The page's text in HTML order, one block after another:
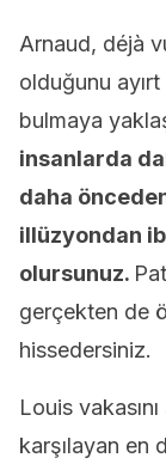
Arnaud, déjà
olduğunu
bulmaya
insanlarda
daha
illüzyondan
olursunuz.
gerçekten de
hissedersiniz.
Louis
karşılayan en